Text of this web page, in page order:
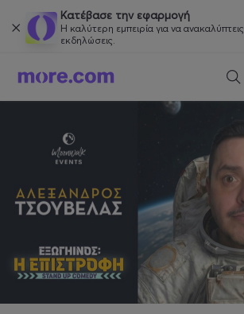
Κατέβασε την εφαρμογή
Η καλύτερη εμπειρία για να ανακαλύπτεις
εκδηλώσεις.